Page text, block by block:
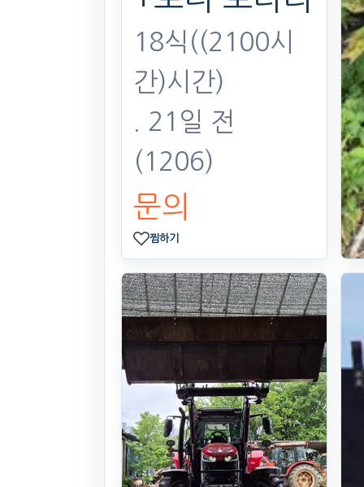
18식((2100시
간)시간)
. 21일 전
(1206)
문의
찜하기